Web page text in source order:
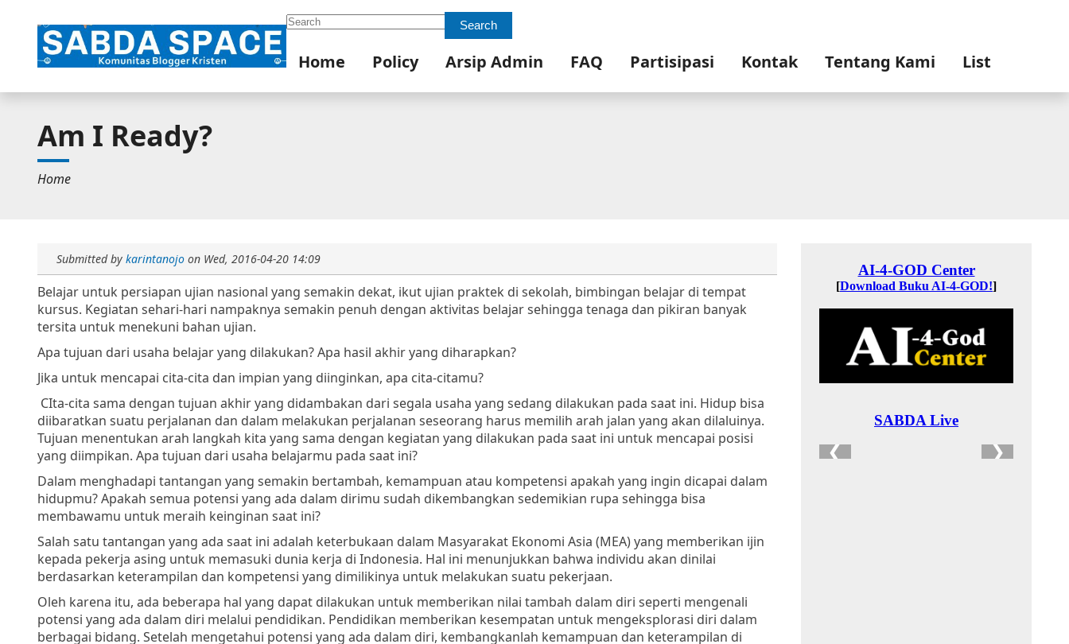
Search Search
Home Policy Arsip Admin FAQ Partisipasi Kontak Tentang Kami List
Am I Ready?
Home
Submitted by karintanojo on Wed, 2016-04-20 14:09
Belajar untuk persiapan ujian nasional yang semakin dekat, ikut ujian praktek di sekolah, bimbingan belajar di tempat
kursus. Kegiatan sehari-hari nampaknya semakin penuh dengan aktivitas belajar sehingga tenaga dan pikiran banyak
tersita untuk menekuni bahan ujian.
Apa tujuan dari usaha belajar yang dilakukan? Apa hasil akhir yang diharapkan?
Jika untuk mencapai cita-cita dan impian yang diinginkan, apa cita-citamu?
CIta-cita sama dengan tujuan akhir yang didambakan dari segala usaha yang sedang dilakukan pada saat ini. Hidup bisa
diibaratkan suatu perjalanan dan dalam melakukan perjalanan seseorang harus memilih arah jalan yang akan dilaluinya.
Tujuan menentukan arah langkah kita yang sama dengan kegiatan yang dilakukan pada saat ini untuk mencapai posisi
yang diimpikan. Apa tujuan dari usaha belajarmu pada saat ini?
Dalam menghadapi tantangan yang semakin bertambah, kemampuan atau kompetensi apakah yang ingin dicapai dalam
hidupmu? Apakah semua potensi yang ada dalam dirimu sudah dikembangkan sedemikian rupa sehingga bisa
membawamu untuk meraih keinginan saat ini?
Salah satu tantangan yang ada saat ini adalah keterbukaan dalam Masyarakat Ekonomi Asia (MEA) yang memberikan ijin
kepada pekerja asing untuk memasuki dunia kerja di Indonesia. Hal ini menunjukkan bahwa individu akan dinilai
berdasarkan keterampilan dan kompetensi yang dimilikinya untuk melakukan suatu pekerjaan.
Oleh karena itu, ada beberapa hal yang dapat dilakukan untuk memberikan nilai tambah dalam diri seperti mengenali
potensi yang ada dalam diri melalui pendidikan. Pendidikan memberikan kesempatan untuk mengeksplorasi diri dalam
berbagai bidang. Setelah mengetahui potensi yang ada dalam diri, kembangkanlah kemampuan dan keterampilan di